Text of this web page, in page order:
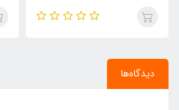
دیدگاه‌ها